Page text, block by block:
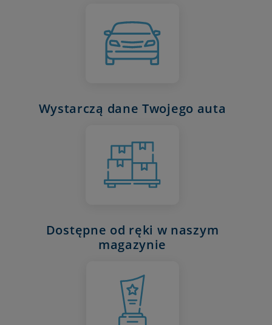
Wystarczą dane Twojego auta
Dostępne od ręki w naszym
magazynie